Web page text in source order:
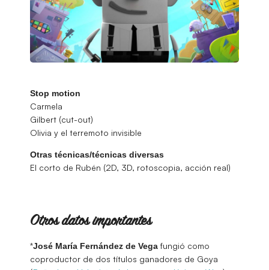
Stop motion
Carmela
Gilbert (cut-out)
Olivia y el terremoto invisible
Otras técnicas/técnicas diversas
El corto de Rubén (2D, 3D, rotoscopia, acción real)
Otros datos importantes
*José María Fernández de Vega fungió como
coproductor de dos títulos ganadores de Goya